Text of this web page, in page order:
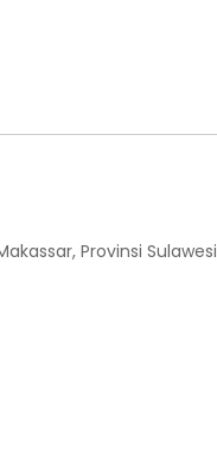
Provinsi Sulawesi